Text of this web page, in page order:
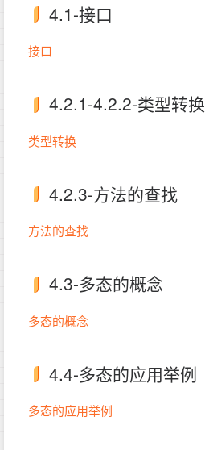
4.1-接口
接口
4.2.1-4.2.2-类型转换
类型转换
4.2.3-方法的查找
方法的查找
4.3-多态的概念
多态的概念
4.4-多态的应用举例
多态的应用举例